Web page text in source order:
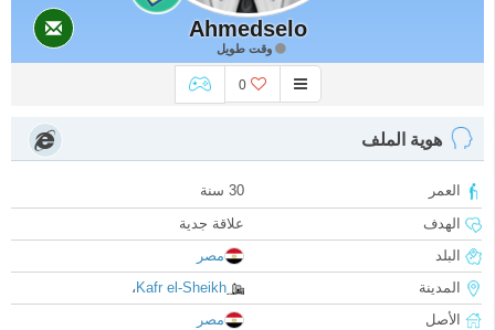
Ahmedselo
وقت طويل
0
هوية الملف
العمر
30 سنة
الهدف
علاقة جدية
البلد
مصر
المدينة
Kafr el-Sheikh ،
الأصل
مصر